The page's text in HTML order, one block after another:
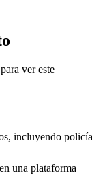
ver este
incluyendo policía
una plataforma